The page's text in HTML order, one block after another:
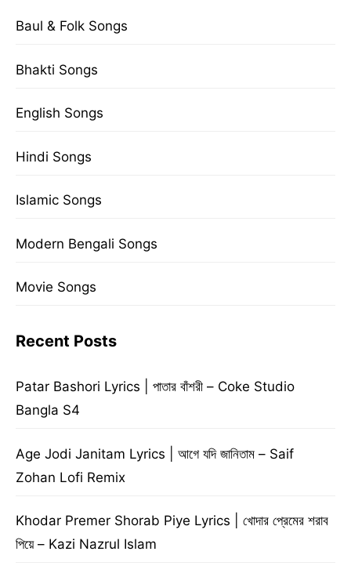
Baul & Folk Songs
Bhakti Songs
English Songs
Hindi Songs
Islamic Songs
Modern Bengali Songs
Movie Songs
Recent Posts
Patar Bashori Lyrics | পাতার বাঁশরী – Coke Studio
Bangla S4
Age Jodi Janitam Lyrics | আগে যদি জানিতাম – Saif
Zohan Lofi Remix
Khodar Premer Shorab Piye Lyrics | খোদার প্রেমের শরাব
পিয়ে – Kazi Nazrul Islam